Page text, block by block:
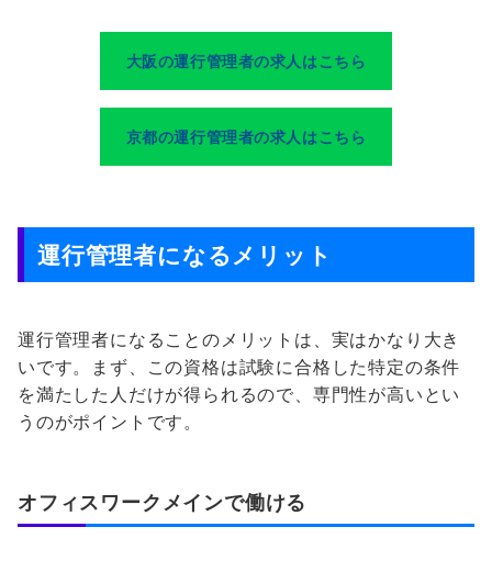
大阪の運行管理者の求人はこちら
京都の運行管理者の求人はこちら
運行管理者になる メリット
運行管理者になることのメリットは、実はかなり大き
いです。まず、この資格は試験に合格した特定の条件
を満たした人だけが得られるので、専門性が高いとい
うのがポイントです。
オフィスワークメインで働ける